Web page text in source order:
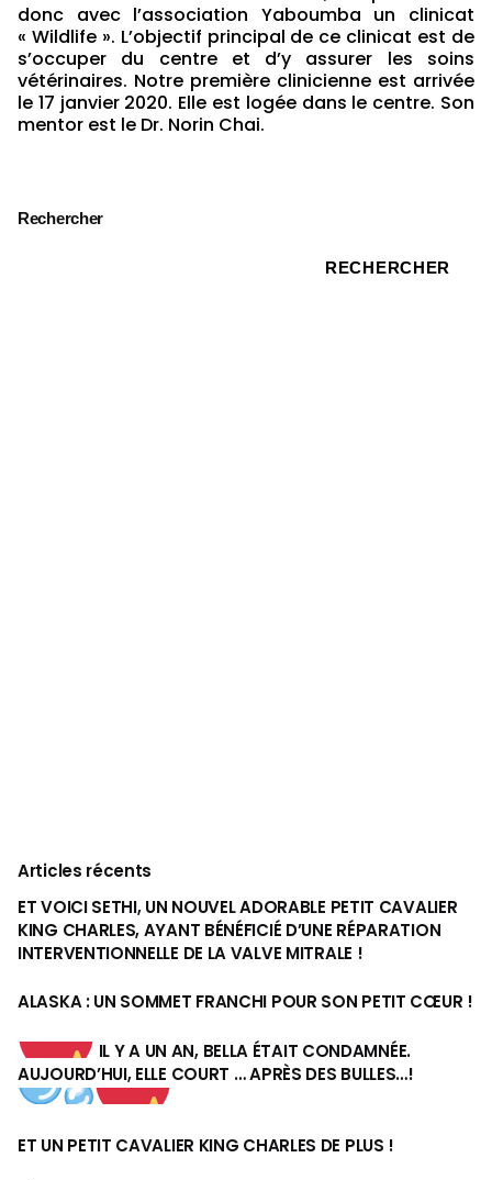
Rechercher
RECHERCHER
Articles récents
ET VOICI SETHI, UN NOUVEL ADORABLE PETIT CAVALIER
KING CHARLES, AYANT BÉNÉFICIÉ D’UNE RÉPARATION
INTERVENTIONNELLE DE LA VALVE MITRALE !
ALASKA : UN SOMMET FRANCHI POUR SON PETIT CŒUR !
IL Y A UN AN, BELLA ÉTAIT CONDAMNÉE.
AUJOURD’HUI, ELLE COURT … APRÈS DES BULLES…!
ET UN PETIT CAVALIER KING CHARLES DE PLUS !
donc avec l’association Yaboumba un clinicat
« Wildlife ». L’objectif principal de ce clinicat est de
s’occuper du centre et d’y assurer les soins
vétérinaires. Notre première clinicienne est arrivée
le 17 janvier 2020. Elle est logée dans le centre. Son
mentor est le Dr. Norin Chai.